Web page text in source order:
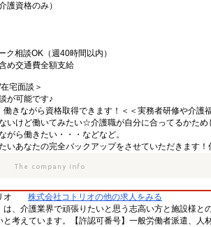
護資格のみ）
相談OK（週40時間以内）
め交通費全額支給
宅面談＞
が可能です♪
きながら資格取得できます！＜＜実務者研修や介
いけど働いてみたい☆介護職が自分に合ってるかた
がら働きたい・・・などなど。
いあなたの完全バックアップをさせていただきます！
オ
株式会社コトリオの他の求人をみる
は、介護業界で頑張りたいと思う志高い方と施設様
と考えています。【許認可番号】一般労働者派遣、